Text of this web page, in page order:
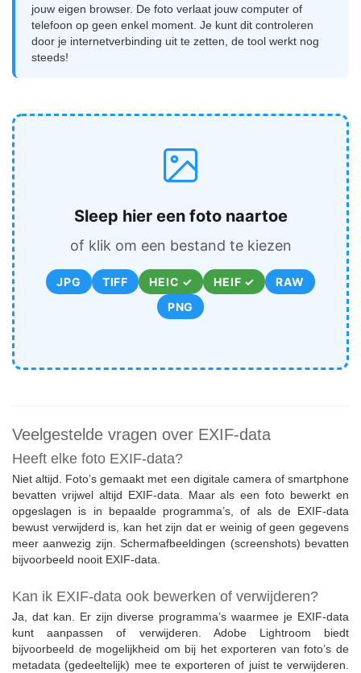
jouw eigen browser. De foto verlaat jouw computer of
telefoon op geen enkel moment. Je kunt dit controleren
door je internetverbinding uit te zetten, de tool werkt nog
steeds!
Sleep hier een foto naartoe
of klik om een bestand te kiezen
JPG TIFF HEIC ✓ HEIF ✓
RAW
PNG
Veelgestelde vragen over EXIF-data
Heeft elke foto EXIF-data?
Niet altijd. Foto’s gemaakt met een digitale camera of smartphone
bevatten vrijwel altijd EXIF-data. Maar als een foto bewerkt en
opgeslagen is in bepaalde programma’s, of als de EXIF-data
bewust verwijderd is, kan het zijn dat er weinig of geen gegevens
meer aanwezig zijn. Schermafbeeldingen (screenshots) bevatten
bijvoorbeeld nooit EXIF-data.
Kan ik EXIF-data ook bewerken of verwijderen?
Ja, dat kan. Er zijn diverse programma’s waarmee je EXIF-data
kunt aanpassen of verwijderen. Adobe Lightroom biedt
bijvoorbeeld de mogelijkheid om bij het exporteren van foto’s de
metadata (gedeeltelijk) mee te exporteren of juist te verwijderen.